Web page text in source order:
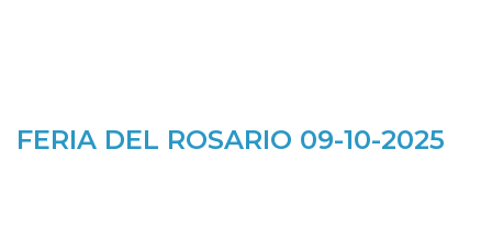
FERIA DEL ROSARIO 09-10-2025